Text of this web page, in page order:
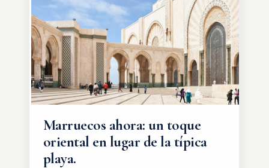
Marruecos ahora: un toque
oriental en lugar de la típica
playa.